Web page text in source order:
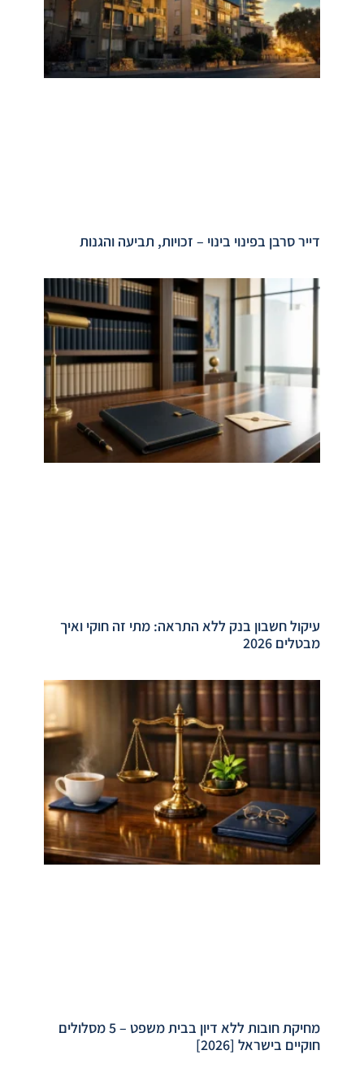
דייר סרבן בפינוי בינוי – זכויות, תביעה והגנות
עיקול חשבון בנק ללא התראה: מתי זה חוקי ואיך
מבטלים 2026
מחיקת חובות ללא דיון בבית משפט – 5 מסלולים
חוקיים בישראל [2026]